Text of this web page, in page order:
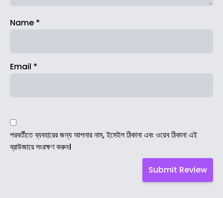
Name *
Email *
পরবর্তীতে ব্যবহারের জন্য আপনার নাম, ইমেইল ঠিকানা এবং ওয়েব ঠিকানা এই
ব্রাউজারে সংরক্ষণ করুন।